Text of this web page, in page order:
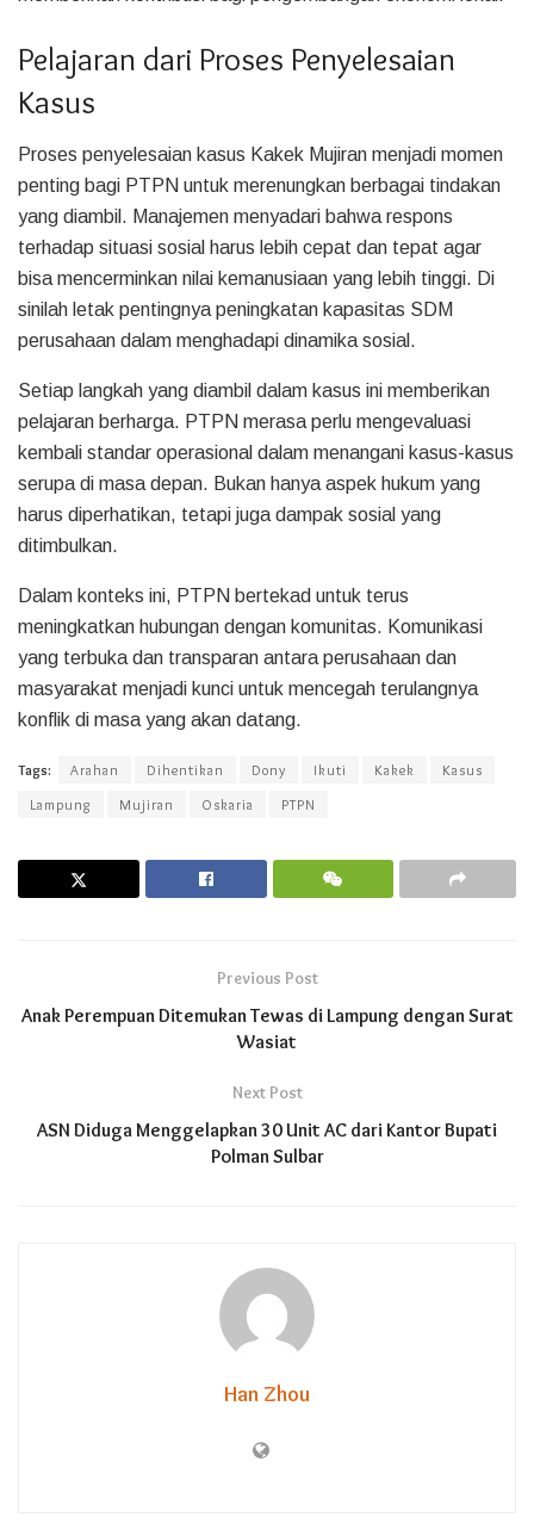
Pelajaran dari Proses Penyelesaian
Kasus
Proses penyelesaian kasus Kakek Mujiran menjadi momen
penting bagi PTPN untuk merenungkan berbagai tindakan
yang diambil. Manajemen menyadari bahwa respons
terhadap situasi sosial harus lebih cepat dan tepat agar
bisa mencerminkan nilai kemanusiaan yang lebih tinggi. Di
sinilah letak pentingnya peningkatan kapasitas SDM
perusahaan dalam menghadapi dinamika sosial.
Setiap langkah yang diambil dalam kasus ini memberikan
pelajaran berharga. PTPN merasa perlu mengevaluasi
kembali standar operasional dalam menangani kasus-kasus
serupa di masa depan. Bukan hanya aspek hukum yang
harus diperhatikan, tetapi juga dampak sosial yang
ditimbulkan.
Dalam konteks ini, PTPN bertekad untuk terus
meningkatkan hubungan dengan komunitas. Komunikasi
yang terbuka dan transparan antara perusahaan dan
masyarakat menjadi kunci untuk mencegah terulangnya
konflik di masa yang akan datang.
Tags: Arahan Dihentikan Dony Ikuti Kakek
Kasus
Lampung
Mujiran Oskaria PTPN
Previous Post
Anak Perempuan Ditemukan Tewas di Lampung dengan Surat
Wasiat
Next Post
ASN Diduga Menggelapkan 30 Unit AC dari Kantor Bupati
Polman Sulbar
Han Zhou